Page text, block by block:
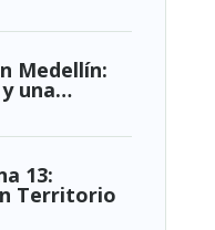
Medellín:
una…
13:
Territorio